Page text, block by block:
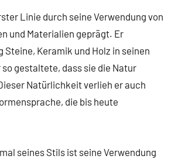
Linie durch seine Verwendung von
und Materialien geprägt. Er
Keramik und Holz in seinen
gestaltete, dass sie die Natur
Natürlichkeit verlieh er auch
die bis heute
seines Stils ist seine Verwendung